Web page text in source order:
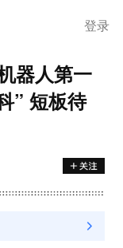
登录
器人第一
” 短板待